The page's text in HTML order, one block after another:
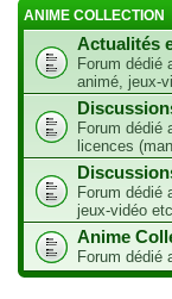
ANIME COLLECTION
Actualités
Forum dédié
animé, jeux-
Forum dédié
licences
Forum dédié
jeux-vidéo
Anime
Forum dédié